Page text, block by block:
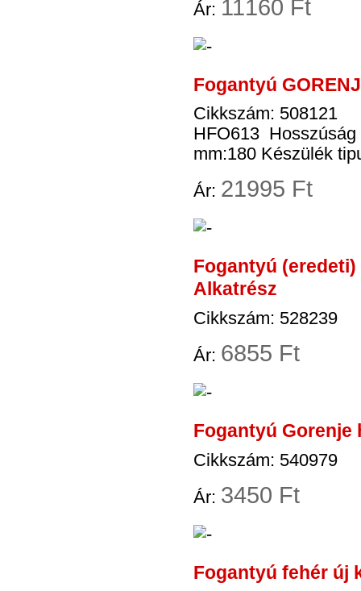
Ár: 11160 Ft
Fogantyú
Cikkszám: 508121
HFO613 Hosszúság
mm:180 Készülék
Ár: 21995 Ft
Fogantyú (eredeti)
Alkatrész
Cikkszám: 528239
Ár: 6855 Ft
Fogantyú Gorenje
Cikkszám: 540979
Ár: 3450 Ft
Fogantyú fehér új